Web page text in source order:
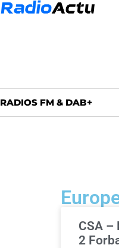
RADIOS FM & DAB+
CSA –
2